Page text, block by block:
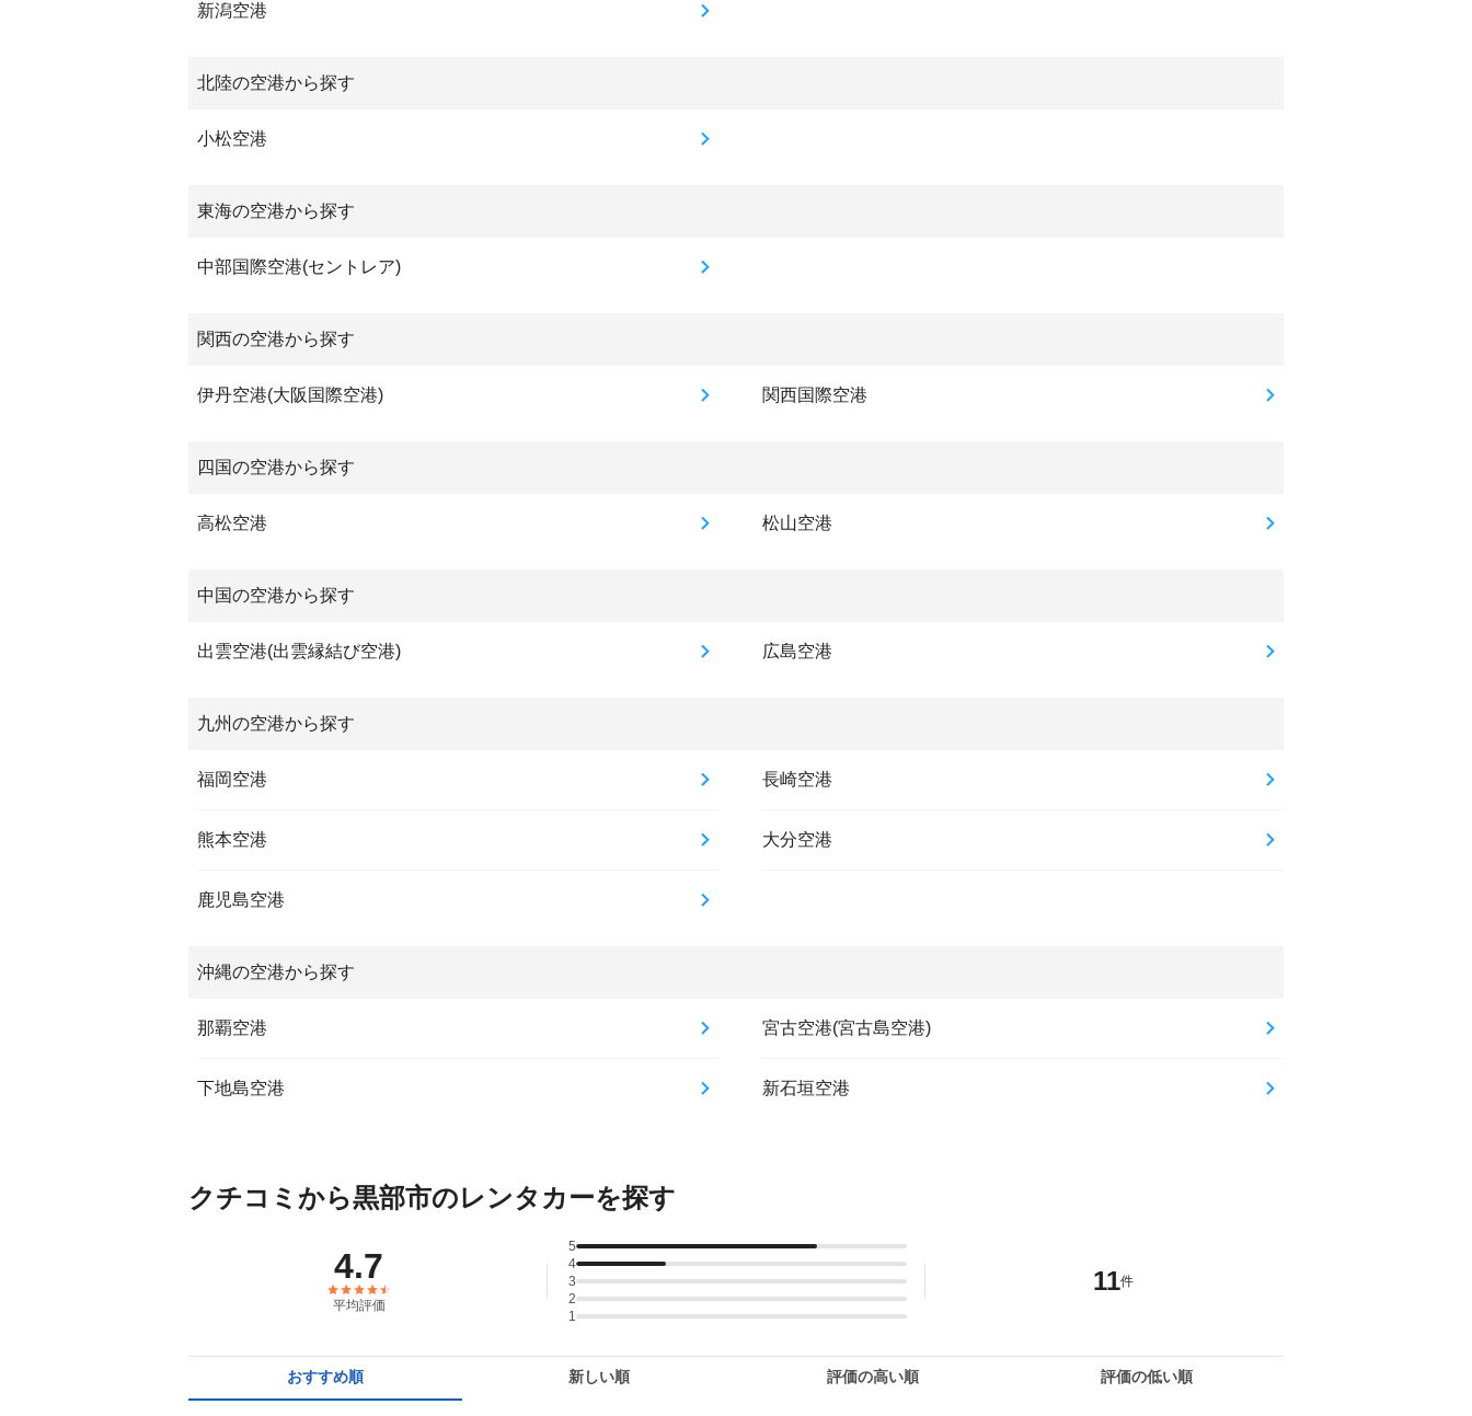
新潟空港
北陸の空港から探す
小松空港
東海の空港から探す
中部国際空港(セントレア)
関西の空港から探す
伊丹空港(大阪国際空港) 関西国際空港
四国の空港から探す
高松空港 松山空港
中国の空港から探す
出雲空港(出雲縁結び空港) 広島空港
九州の空港から探す
福岡空港 長崎空港
熊本空港 大分空港
鹿児島空港
沖縄の空港から探す
那覇空港 宮古空港(宮古島空港)
下地島空港 新石垣空港
クチコミから黒部市のレンタカーを探す
4.7
平均評価
5
4
3
2
1
11件
おすすめ順 新しい順 評価の高い順 評価の低い順